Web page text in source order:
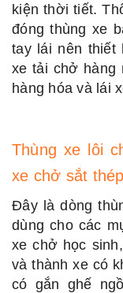
kiện thời tiết.
đóng thùng xe
tay lái nên thiết
xe tải chở hàng
hàng hóa và lái
Thùng xe lôi
xe chở sắt
Đây là dòng
dùng cho các
xe chở học
và thành xe có
có gắn ghế